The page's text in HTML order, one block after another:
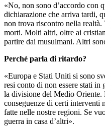
«No, non sono d’accordo con
dichiarazione che arriva tardi,
non trova riscontro nella
morti. Molti altri, oltre ai
partire dai musulmani. Altri
Perché parla di ritardo?
«Europa e Stati Uniti si sono
resi conto di non essere stati in
la divisione del Medio Oriente.
conseguenze di certi interventi
fatte nelle nostre regioni. Se
guerra in casa d’altri».